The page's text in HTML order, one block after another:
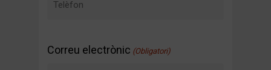
Correu electrònic (Obligatori)